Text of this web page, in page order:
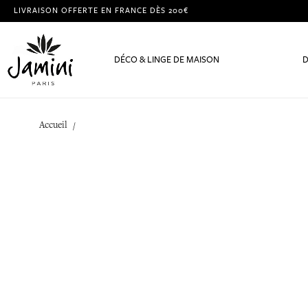
LIVRAISON OFFERTE EN FRANCE DÈS 200€
DÉCO & LINGE DE MAISON
Accueil